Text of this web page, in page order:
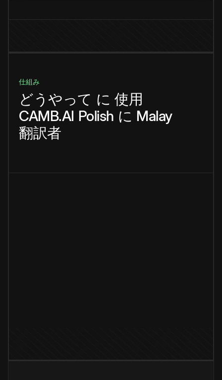
仕組み
どうやって に 使用
CAMB.AI Polish に Malay
翻訳者